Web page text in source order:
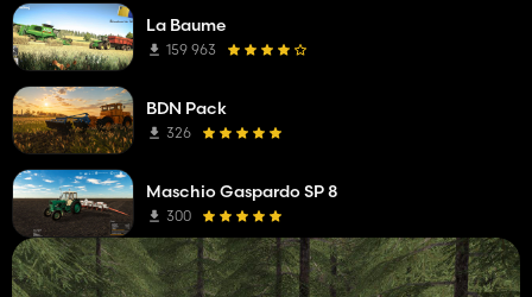
La Baume
159 963
BDN Pack
326
Maschio Gaspardo SP 8
300